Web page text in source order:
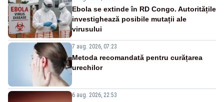
Ebola se extinde în RD Congo. Autoritățile
investighează posibile mutații ale
virusului
7 aug. 2026, 07:23
Metoda recomandată pentru curățarea
urechilor
6 aug. 2026, 22:53